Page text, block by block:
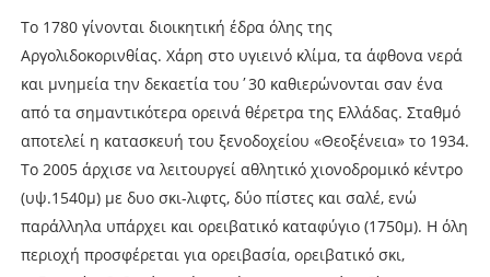
Το 1780 γίνονται διοικητική έδρα όλης της
Αργολιδοκορινθίας. Χάρη στο υγιεινό κλίμα, τα άφθονα νερά
και μνημεία την δεκαετία του΄30 καθιερώνονται σαν ένα
από τα σημαντικότερα ορεινά θέρετρα της Ελλάδας. Σταθμό
αποτελεί η κατασκευή του ξενοδοχείου «Θεοξένεια» το 1934.
Το 2005 άρχισε να λειτουργεί αθλητικό χιονοδρομικό κέντρο
(υψ.1540μ) με δυο σκι-λιφτς, δύο πίστες και σαλέ, ενώ
παράλληλα υπάρχει και ορειβατικό καταφύγιο (1750μ). Η όλη
περιοχή προσφέρεται για ορειβασία, ορειβατικό σκι,